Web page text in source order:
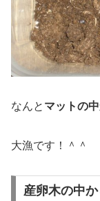
なんと マットの
大漁です！＾＾
産卵木の中か